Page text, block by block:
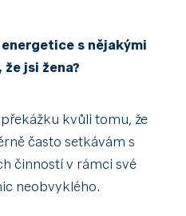
s nějakými
jsi žena?
kvůli tomu, že
často setkávám s
činností v rámci své
neobvyklého.